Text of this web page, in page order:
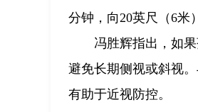
分钟，向20英尺（6米
冯胜辉指出，如
避免长期侧视或斜视
有助于近视防控。